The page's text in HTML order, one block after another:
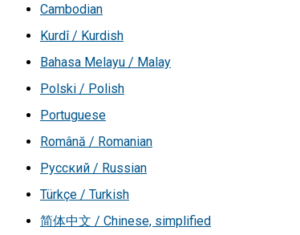
Cambodian
Kurdî / Kurdish
Bahasa Melayu / Malay
Polski / Polish
Portuguese
Română / Romanian
Русский / Russian
Türkçe / Turkish
简体中文 / Chinese, simplified